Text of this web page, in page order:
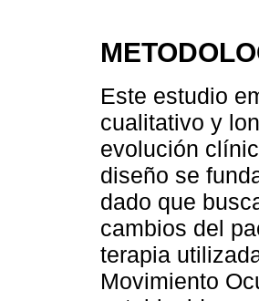
Este estudio
cualitativo y
evolución
diseño se
dado que
cambios del
terapia
Movimiento